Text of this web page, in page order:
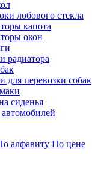
лобового стекла
капота
окон
радиатора
для перевозки собак
сиденья
алфавиту По цене